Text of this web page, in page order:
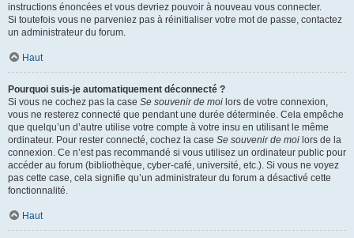
instructions énoncées et vous devriez pouvoir à nouveau vous connecter.
Si toutefois vous ne parveniez pas à réinitialiser votre mot de passe, contactez
un administrateur du forum.
Haut
Pourquoi suis-je automatiquement déconnecté ?
Si vous ne cochez pas la case Se souvenir de moi lors de votre connexion,
vous ne resterez connecté que pendant une durée déterminée. Cela empêche
que quelqu’un d’autre utilise votre compte à votre insu en utilisant le même
ordinateur. Pour rester connecté, cochez la case Se souvenir de moi lors de la
connexion. Ce n’est pas recommandé si vous utilisez un ordinateur public pour
accéder au forum (bibliothèque, cyber-café, université, etc.). Si vous ne voyez
pas cette case, cela signifie qu’un administrateur du forum a désactivé cette
fonctionnalité.
Haut